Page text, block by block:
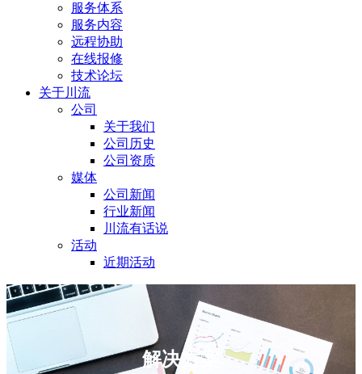
服务体系
服务内容
远程协助
在线报修
技术论坛
关于川流
公司
关于我们
公司历史
公司资质
媒体
公司新闻
行业新闻
川流有话说
活动
近期活动
解决方案